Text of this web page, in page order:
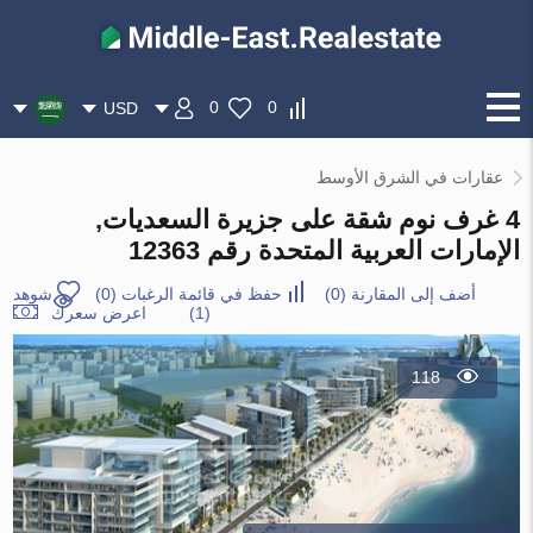
0
0
USD
عقارات في الشرق الأوسط
4 غرف نوم شقة على جزيرة السعديات,
الإمارات العربية المتحدة رقم 12363
أضف إلى المقارنة (
0
) حفظ في قائمة الرغبات (
0
)
شوهد
(1)
اعرض سعرك
118